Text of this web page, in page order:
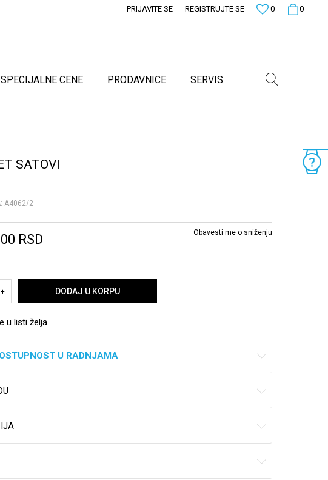
0
0
PRIJAVITE SE REGISTRUJTE SE
SPECIJALNE CENE PRODAVNICE SERVIS
SATOVI
A4062/2
RSD Obavesti me o sniženju
DODAJ U KORPU
u listi želja
U RADNJAMA